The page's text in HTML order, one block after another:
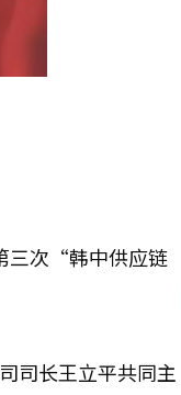
三次“韩中供应链
司长王立平共同主